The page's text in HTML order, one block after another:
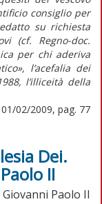
consiglio per
su richiesta
(cf. Regno-doc.
per chi aderiva
l’acefalia dei
l’illiceità della
02/2009, pag. 77
Dei.
II
Giovanni Paolo II